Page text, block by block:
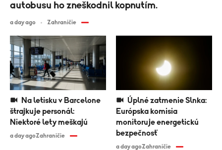
štrajkuje personál:
Niektoré lety meškajú
a day agoZahraničie
Európska komisia
monitoruje energetickú
bezpečnosť
a day agoZahraničie
autobusu ho zneškodnil kopnutím.
a day ago Zahraničie